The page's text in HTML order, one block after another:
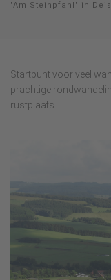
"Am Steinpfahl" in
Startpunt voor veel
prachtige
rustplaats.